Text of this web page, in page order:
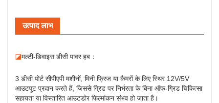
उत्पाद लाभ
◪मल्टी-डिवाइस डीसी पावर हब：
3 डीसी पोर्ट सीपीएपी मशीनों, मिनी फ्रिज या कैमरों के लिए स्थिर 12V/5V
आउटपुट प्रदान करते हैं, जिससे ग्रिड पर निर्भरता के बिना ऑफ-ग्रिड चिकित्सा
सहायता या विस्तारित आउटडोर फिल्मांकन संभव हो जाता है।